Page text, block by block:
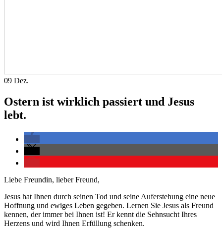
09 Dez.
Ostern ist wirklich passiert und Jesus
lebt.
Liebe Freundin, lieber Freund,
Jesus hat Ihnen durch seinen Tod und seine Auferstehung eine neue
Hoffnung und ewiges Leben gegeben. Lernen Sie Jesus als Freund
kennen, der immer bei Ihnen ist! Er kennt die Sehnsucht Ihres
Herzens und wird Ihnen Erfüllung schenken.